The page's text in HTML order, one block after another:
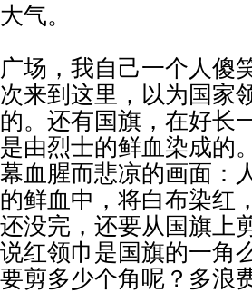
气。
场，我自己一个人傻
来到这里，以为国家
。还有国旗，在好长
由烈士的鲜血染成的
血腥而悲凉的画面：
鲜血中，将白布染红
没完，还要从国旗
红领巾是国旗的一角
剪多少个角呢？多浪